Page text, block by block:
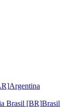
Argentina
Brasil [BR]Brasil